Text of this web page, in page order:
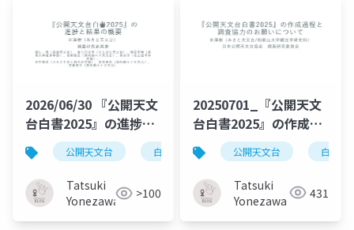
2026/06/30 『公開天文
台白書2025』の進捗と
結果の概要公開天文台 白書2025 調査システム
Tatsuki
Yonezawa
>100
20250701_『公開天文
台白書2025』の作成過
程と調査協力のお願い
について
公開天文台 白書
Tatsuki
Yonezawa
431